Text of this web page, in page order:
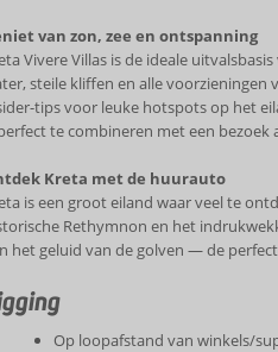
van zon, zee en ontspanning
Vivere Villas is de ideale
steile kliffen en alle voorzieningen
tips voor leuke hotspots op het
te combineren met een bezoek
Kreta met de huurauto
is een groot eiland waar veel te
Rethymnon en het
het geluid van de golven — de
Op loopafstand van winkels/